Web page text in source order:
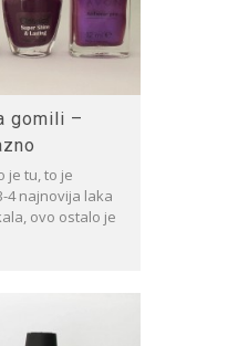
gomili –
je tu, to je
4 najnovija laka
ovo ostalo je